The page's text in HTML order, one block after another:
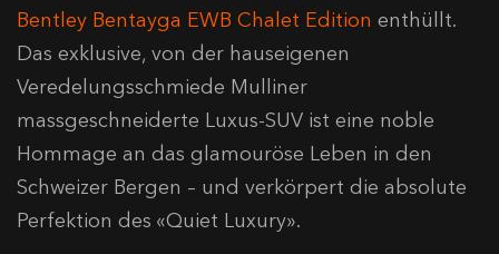
Bentley Bentayga EWB Chalet Edition enthüllt.
Das exklusive, von der hauseigenen
Veredelungsschmiede Mulliner
massgeschneiderte Luxus-SUV ist eine noble
Hommage an das glamouröse Leben in den
Schweizer Bergen – und verkörpert die absolute
Perfektion des «Quiet Luxury».